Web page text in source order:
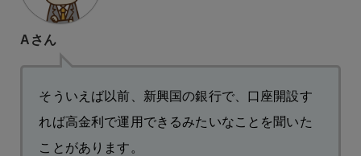
Aさん
そういえば以前、新興国の銀行で、口座開設す
れば高金利で運用できるみたいなことを聞いた
ことがあります。